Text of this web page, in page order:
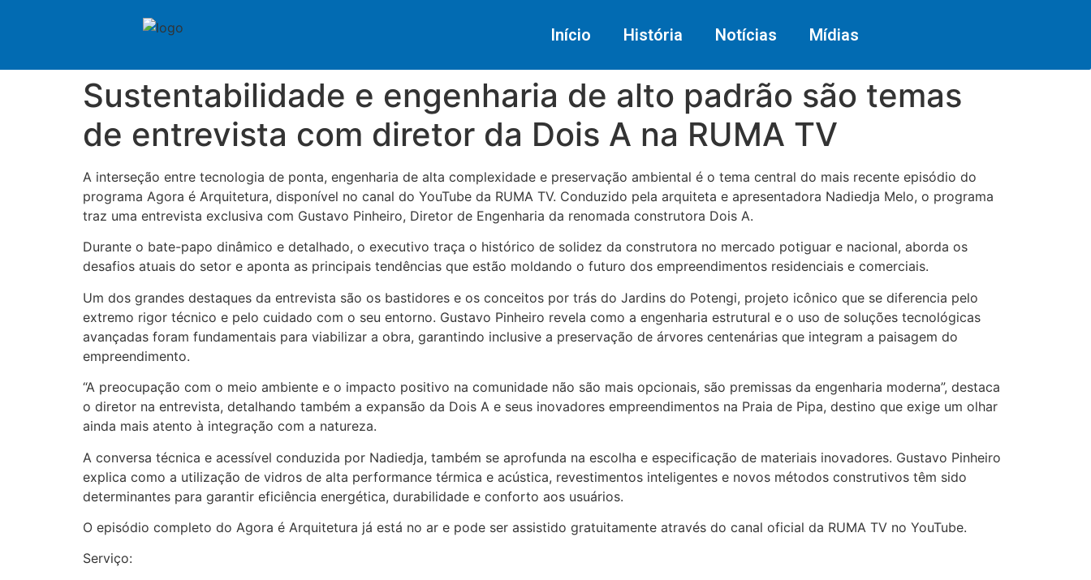
Início História Notícias Mídias
Sustentabilidade e engenharia de alto padrão são temas
de entrevista com diretor da Dois A na RUMA TV
A interseção entre tecnologia de ponta, engenharia de alta complexidade e preservação ambiental é o tema central do mais recente episódio do
programa Agora é Arquitetura, disponível no canal do YouTube da RUMA TV. Conduzido pela arquiteta e apresentadora Nadiedja Melo, o programa
traz uma entrevista exclusiva com Gustavo Pinheiro, Diretor de Engenharia da renomada construtora Dois A.
Durante o bate-papo dinâmico e detalhado, o executivo traça o histórico de solidez da construtora no mercado potiguar e nacional, aborda os
desafios atuais do setor e aponta as principais tendências que estão moldando o futuro dos empreendimentos residenciais e comerciais.
Um dos grandes destaques da entrevista são os bastidores e os conceitos por trás do Jardins do Potengi, projeto icônico que se diferencia pelo
extremo rigor técnico e pelo cuidado com o seu entorno. Gustavo Pinheiro revela como a engenharia estrutural e o uso de soluções tecnológicas
avançadas foram fundamentais para viabilizar a obra, garantindo inclusive a preservação de árvores centenárias que integram a paisagem do
empreendimento.
“A preocupação com o meio ambiente e o impacto positivo na comunidade não são mais opcionais, são premissas da engenharia moderna”, destaca
o diretor na entrevista, detalhando também a expansão da Dois A e seus inovadores empreendimentos na Praia de Pipa, destino que exige um olhar
ainda mais atento à integração com a natureza.
A conversa técnica e acessível conduzida por Nadiedja, também se aprofunda na escolha e especificação de materiais inovadores. Gustavo Pinheiro
explica como a utilização de vidros de alta performance térmica e acústica, revestimentos inteligentes e novos métodos construtivos têm sido
determinantes para garantir eficiência energética, durabilidade e conforto aos usuários.
O episódio completo do Agora é Arquitetura já está no ar e pode ser assistido gratuitamente através do canal oficial da RUMA TV no YouTube.
Serviço: